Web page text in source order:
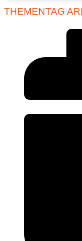
THEMENTAG